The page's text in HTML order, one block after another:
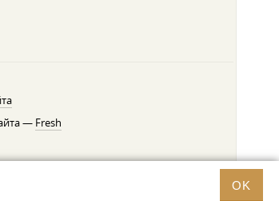
OK
— Fresh